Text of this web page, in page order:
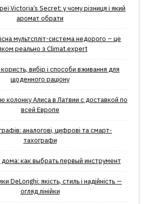
Victoria’s Secret: у чому різниця і який
аромат обрати
мультспліт-система недорого – це
реально з Climat.еxpert
вибір і способи вживання для
щоденного раціону
колонку Алиса в Латвии с доставкой по
всей Европе
аналогові, цифрові та смарт-
тахографи
дома: как выбрать первый инструмент
DeLonghi: якість, стиль і надійність —
огляд лінійки